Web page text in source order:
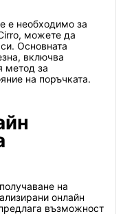
е необходимо за
можете да
Основната
включва
метод за
на поръчката.
на
онлайн
възможност